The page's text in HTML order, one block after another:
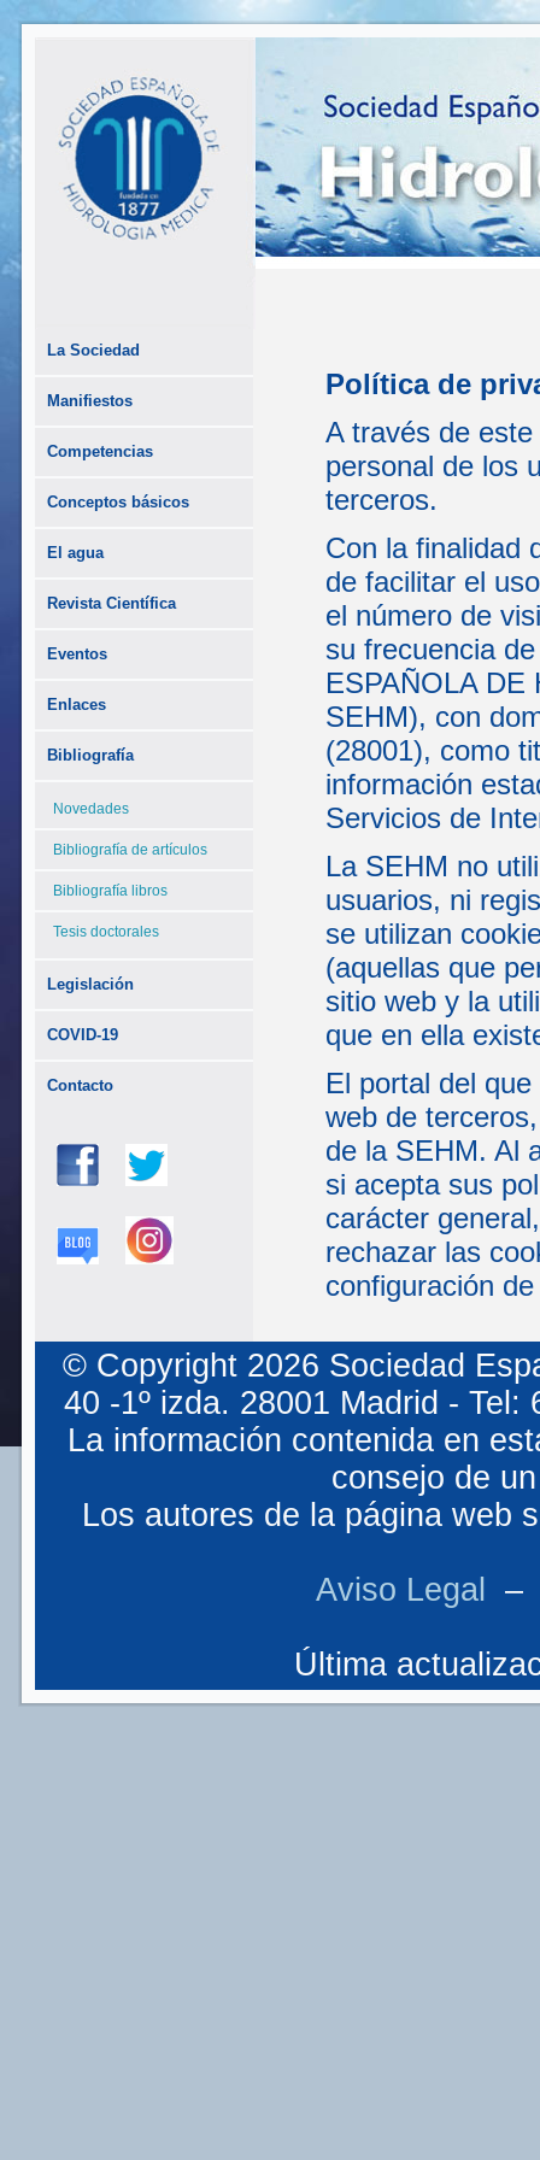
La Sociedad
Manifiestos
Competencias
Conceptos básicos
El agua
Revista Científica
Eventos
Enlaces
Bibliografía
Novedades
Bibliografía de artículos
Bibliografía libros
Tesis doctorales
Legislación
COVID-19
Contacto
Política de
A través de
personal de los
terceros.
Con la finalidad
de facilitar el
el número de
su frecuencia
ESPAÑOLA DE
SEHM), con
(28001), como
información
Servicios de
La SEHM no
usuarios, ni
se utilizan
(aquellas que
sitio web y la
que en ella
El portal del
web de
de la SEHM. Al
si acepta sus
carácter
rechazar las
configuración
© Copyright 2026 Sociedad
40 -1º izda. 28001 Madrid -
La información contenida en
consejo de
Los autores de la página web
Aviso Legal
Última